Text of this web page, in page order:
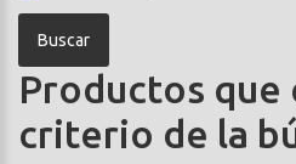
Productos que
criterio de la